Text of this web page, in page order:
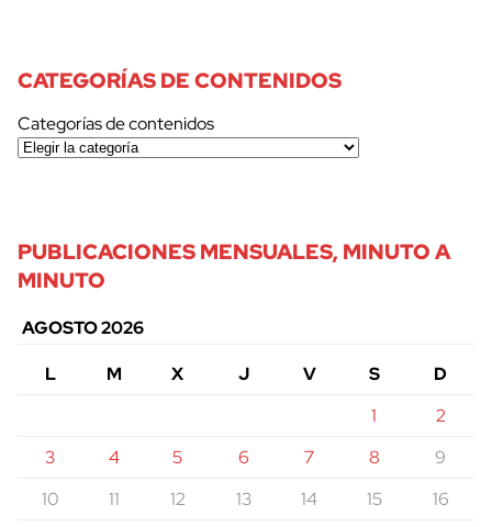
CATEGORÍAS DE CONTENIDOS
Categorías de contenidos
PUBLICACIONES MENSUALES, MINUTO A
MINUTO
AGOSTO 2026
L
M X J V S
D
1
2
3
4 5 6 7 8
9
10
11 12 13 14 15
16